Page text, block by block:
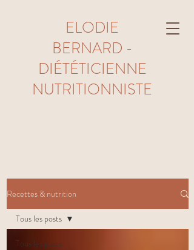
ELODIE
BERNARD -
DIÉTÉTICIENNE
NUTRITIONNISTE
Recettes & nutrition
Tous les posts
Tous les posts